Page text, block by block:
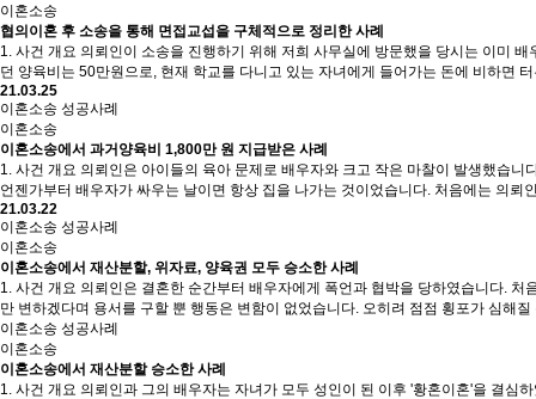
이혼소송
협의이혼 후 소송을 통해 면접교섭을 구체적으로 정리한 사례
1. 사건 개요 의뢰인이 소송을 진행하기 위해 저희 사무실에 방문했을 당시는 이미
던 양육비는 50만원으로, 현재 학교를 다니고 있는 자녀에게 들어가는 돈에 비하면
21.03.25
이혼소송 성공사례
이혼소송
이혼소송에서 과거양육비 1,800만 원 지급받은 사례
1. 사건 개요 의뢰인은 아이들의 육아 문제로 배우자와 크고 작은 마찰이 발생했습
언젠가부터 배우자가 싸우는 날이면 항상 집을 나가는 것이었습니다. 처음에는 의
21.03.22
이혼소송 성공사례
이혼소송
이혼소송에서 재산분할, 위자료, 양육권 모두 승소한 사례
1. 사건 개요 의뢰인은 결혼한 순간부터 배우자에게 폭언과 협박을 당하였습니다.
만 변하겠다며 용서를 구할 뿐 행동은 변함이 없었습니다. 오히려 점점 횡포가 심해
이혼소송 성공사례
이혼소송
이혼소송에서 재산분할 승소한 사례
1. 사건 개요 의뢰인과 그의 배우자는 자녀가 모두 성인이 된 이후 '황혼이혼'을 결심